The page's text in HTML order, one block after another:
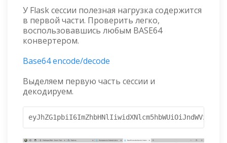
У Flask сессии полезная нагрузка содержится
в первой части. Проверить легко,
воспользовавшись любым BASE64
конвертером.
Base64 encode/decode
Выделяем первую часть сессии и
декодируем.